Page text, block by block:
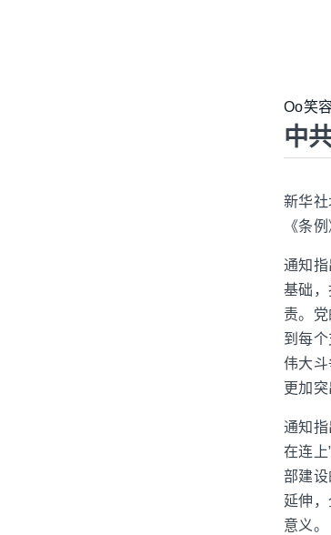
Oo笑
中
新华
《条
通知
基础
责。
到每
伟大
更加
通知
在连
部建
延伸
意义。